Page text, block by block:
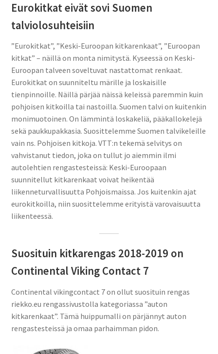
Eurokitkat eivät sovi Suomen
talviolosuhteisiin
”Eurokitkat”, ”Keski-Euroopan kitkarenkaat”, ”Euroopan
kitkat” – näillä on monta nimitystä. Kyseessä on Keski-
Euroopan talveen soveltuvat nastattomat renkaat.
Eurokitkat on suunniteltu märille ja loskaisille
tienpinnoille. Näillä pärjää näissä keleissä paremmin kuin
pohjoisen kitkoilla tai nastoilla. Suomen talvi on kuitenkin
monimuotoinen. On lämmintä loskakeliä, pääkallokelejä
sekä paukkupakkasia. Suosittelemme Suomen talvikeleille
vain ns. Pohjoisen kitkoja. VTT:n tekemä selvitys on
vahvistanut tiedon, joka on tullut jo aiemmin ilmi
autolehtien rengastesteissä: Keski-Euroopaan
suunnitellut kitkarenkaat voivat heikentää
liikenneturvallisuutta Pohjoismaissa. Jos kuitenkin ajat
eurokitkoilla, niin suosittelemme erityistä varovaisuutta
liikenteessä.
Suosituin kitkarengas 2018-2019 on
Continental Viking Contact 7
Continental vikingcontact 7 on ollut suosituin rengas
riekko.eu rengassivustolla kategoriassa ”auton
kitkarenkaat”. Tämä huippumalli on pärjännyt auton
rengastesteissä ja omaa parhaimman pidon.